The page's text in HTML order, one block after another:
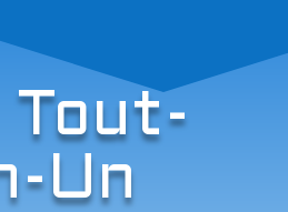
Tout-
Un